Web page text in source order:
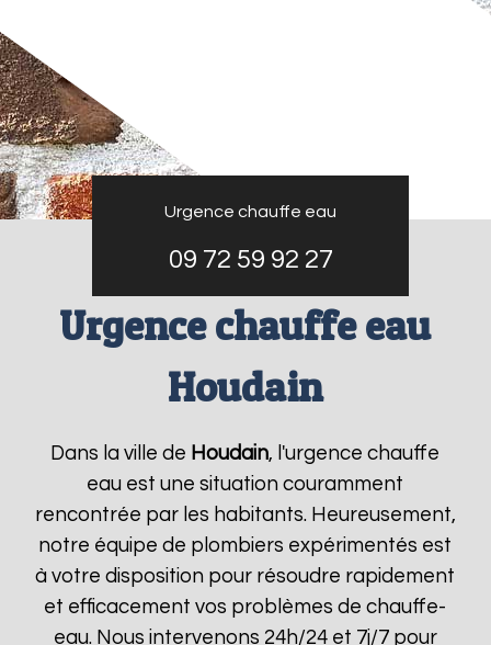
Urgence chauffe eau
09 72 59 92 27
Urgence chauffe eau
Houdain
Dans la ville de Houdain, l'urgence chauffe
eau est une situation couramment
rencontrée par les habitants. Heureusement,
notre équipe de plombiers expérimentés est
à votre disposition pour résoudre rapidement
et efficacement vos problèmes de chauffe-
eau. Nous intervenons 24h/24 et 7j/7 pour